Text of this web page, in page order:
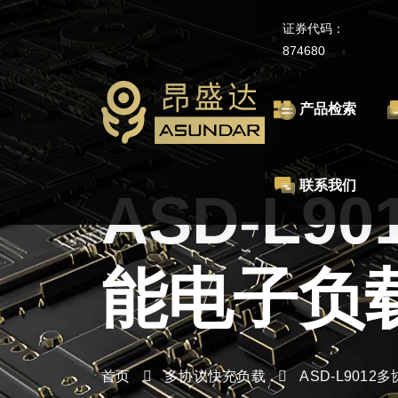
证券代码：
874680
产品检索
联系我们
ASD-
能电子负
首页 多协议快充负载 ASD-L9012多